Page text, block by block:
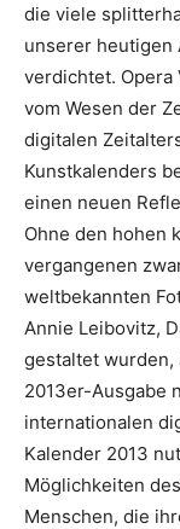
die viele
unserer heutigen
verdichtet.
vom Wesen der
digitalen
Kunstkalenders
einen neuen
Ohne den hohen
vergangenen
weltbekannten
Annie Leibovitz,
gestaltet wurden,
2013er-Ausgabe
internationalen
Kalender 2013
Möglichkeiten
Menschen, die